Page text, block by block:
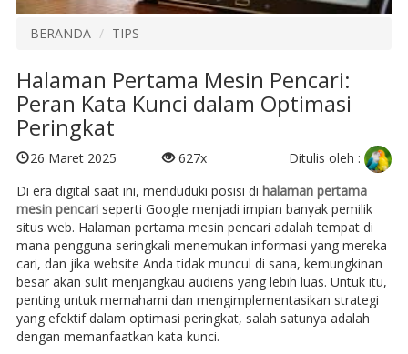
BERANDA TIPS
Halaman Pertama Mesin Pencari:
Peran Kata Kunci dalam Optimasi
Peringkat
26 Maret 2025 627x
Ditulis oleh :
Di era digital saat ini, menduduki posisi di halaman pertama
mesin pencariseperti Google menjadi impian banyak pemilik
situs web. Halaman pertama mesin pencari adalah tempat di
mana pengguna seringkali menemukan informasi yang mereka
cari, dan jika website Anda tidak muncul di sana, kemungkinan
besar akan sulit menjangkau audiens yang lebih luas. Untuk itu,
penting untuk memahami dan mengimplementasikan strategi
yang efektif dalam optimasi peringkat, salah satunya adalah
dengan memanfaatkan kata kunci.